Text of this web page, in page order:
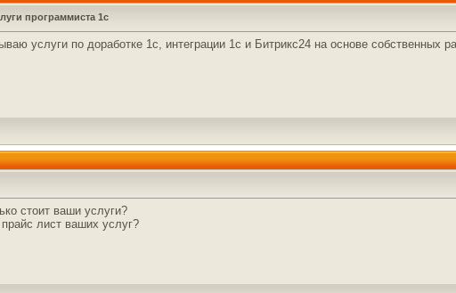
программиста 1с
услуги по доработке 1с, интеграции 1с и Битрикс24 на основе собственных
стоит ваши услуги?
прайс лист ваших услуг?